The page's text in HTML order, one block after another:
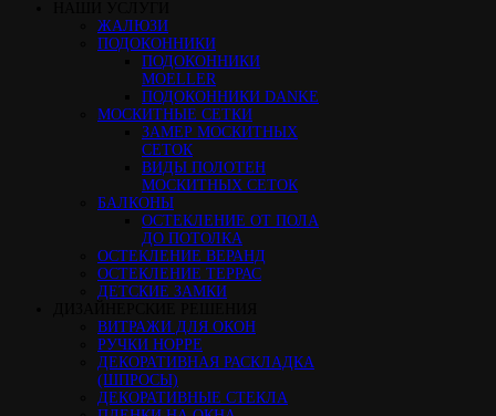
ЖАЛЮЗИ
ПОДОКОННИКИ
ПОДОКОННИКИ
MOELLER
ПОДОКОННИКИ DANKE
МОСКИТНЫЕ СЕТКИ
ЗАМЕР МОСКИТНЫХ
СЕТОК
ВИДЫ ПОЛОТЕН
МОСКИТНЫХ СЕТОК
БАЛКОНЫ
ОСТЕКЛЕНИЕ ОТ ПОЛА
ДО ПОТОЛКА
ОСТЕКЛЕНИЕ ВЕРАНД
ОСТЕКЛЕНИЕ ТЕРРАС
ДЕТСКИЕ ЗАМКИ
ВИТРАЖИ ДЛЯ ОКОН
РУЧКИ HOPPE
ДЕКОРАТИВНАЯ РАСКЛАДКА
(ШПРОСЫ)
ДЕКОРАТИВНЫЕ СТЕКЛА